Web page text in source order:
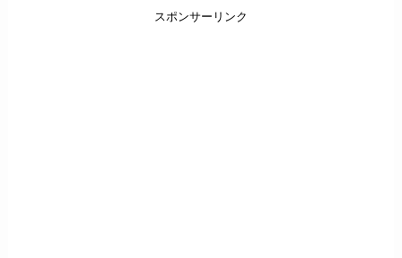
スポンサーリンク